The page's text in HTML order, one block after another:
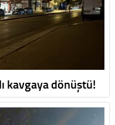
kavgaya dönüştü!